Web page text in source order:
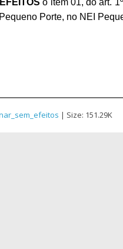
o item 01, do art.
Porte, no NEI
| Size: 151.29K